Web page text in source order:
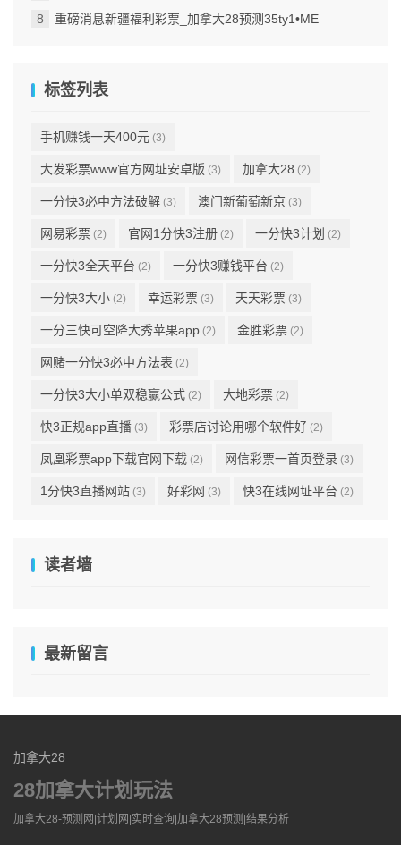
重磅消息新疆福利彩票_加拿大28预测35ty1 •ME
标签列表
手机赚钱一天400元 (3)
大发彩票www官方网址安卓版 (3) 加拿大28 (2)
一分快3必中方法破解 (3) 澳门新葡萄新京 (3)
网易彩票 (2) 官网1分快3注册 (2) 一分快3计划 (2)
一分快3全天平台 (2) 一分快3赚钱平台 (2)
一分快3大小 (2) 幸运彩票 (3) 天天彩票 (3)
一分三快可空降大秀苹果app (2) 金胜彩票 (2)
网赌一分快3必中方法表 (2)
一分快3大小单双稳赢公式 (2) 大地彩票 (2)
快3正规app直播 (3) 彩票店讨论用哪个软件好 (2)
凤凰彩票app下载官网下载 (2) 网信彩票一首页登录 (3)
1分快3直播网站 (3) 好彩网 (3) 快3在线网址平台 (2)
读者墙
最新留言
加拿大28
28加拿大计划玩法
加拿大28-预测网|计划网|实时查询|加拿大28预测|结果分析